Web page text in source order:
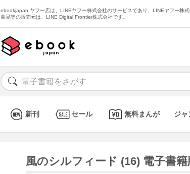
ebookjapan ヤフー店は、LINEヤフー株式会社のサービスであり、LINEヤフー株
商品等の販売元は、LINE Digital Frontier株式会社です。
新刊 セール 無料まんが ジャ
風のシルフィード (16) 電子書籍